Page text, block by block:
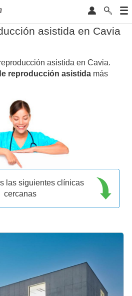
asistida en Cavia
asistida en Cavia.
reproducción asistida más
las siguientes clínicas
cercanas